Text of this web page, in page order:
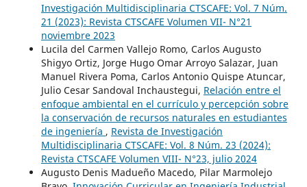
Investigación Multidisciplinaria CTSCAFE: Vol. 7 Núm.
21 (2023): Revista CTSCAFE Volumen VII- N°21
noviembre 2023
Lucila del Carmen Vallejo Romo, Carlos Augusto
Shigyo Ortiz, Jorge Hugo Omar Arroyo Salazar, Juan
Manuel Rivera Poma, Carlos Antonio Quispe Atuncar,
Julio Cesar Sandoval Inchaustegui, Relación entre el
enfoque ambiental en el currículo y percepción sobre
la conservación de recursos naturales en estudiantes
de ingeniería , Revista de Investigación
Multidisciplinaria CTSCAFE: Vol. 8 Núm. 23 (2024):
Revista CTSCAFE Volumen VIII- N°23, julio 2024
Augusto Denis Madueño Macedo, Pilar Marmolejo